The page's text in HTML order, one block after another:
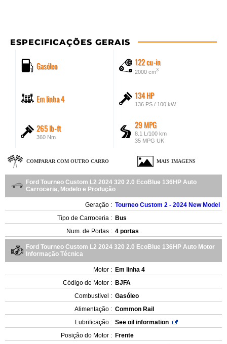
ESPECIFICAÇÕES GERAIS
Gasóleo 122 cu-in
2000 cm3
Em linha 4 134 HP
136 PS / 100 kW
265 lb-ft
360 Nm
29 MPG
8.1 L/100 km
35 MPG UK
COMPARAR COM OUTRO CARRO MAIS IMAGENS
Ford Tourneo Custom L2 2024 320 2.0 EcoBlue 136HP Auto
Carroceria, Modelo e Produção
Geração : Tourneo Custom 2 - 2024 New Model
Tipo de Carroceria : Bus
Num. de Portas : 4 portas
Ford Tourneo Custom L2 2024 320 2.0 EcoBlue 136HP Auto Motor
Informação Técnica
Motor : Em linha 4
Código de Motor : BJFA
Combustível : Gasóleo
Alimentação : Common Rail
Lubrificação : See oil information
Posição do Motor : Frente